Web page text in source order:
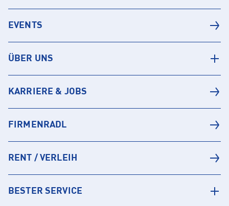
EVENTS
ÜBER UNS
KARRIERE & JOBS
FIRMENRADL
RENT / VERLEIH
BESTER SERVICE